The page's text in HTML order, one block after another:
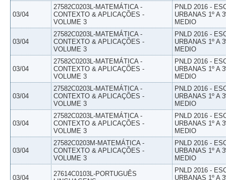
03/04
27582C0203L-MATEMÁTICA -
CONTEXTO & APLICAÇÕES -
VOLUME 3
PNLD 2016 -
URBANAS 1º A
MEDIO
03/04
27582C0203L-MATEMÁTICA -
CONTEXTO & APLICAÇÕES -
VOLUME 3
PNLD 2016 -
URBANAS 1º A
MEDIO
03/04
27582C0203L-MATEMÁTICA -
CONTEXTO & APLICAÇÕES -
VOLUME 3
PNLD 2016 -
URBANAS 1º A
MEDIO
03/04
27582C0203L-MATEMÁTICA -
CONTEXTO & APLICAÇÕES -
VOLUME 3
PNLD 2016 -
URBANAS 1º A
MEDIO
03/04
27582C0203L-MATEMÁTICA -
CONTEXTO & APLICAÇÕES -
VOLUME 3
PNLD 2016 -
URBANAS 1º A
MEDIO
03/04
27582C0203M-MATEMÁTICA -
CONTEXTO & APLICAÇÕES -
VOLUME 3
PNLD 2016 -
URBANAS 1º A
MEDIO
03/04
27614C0103L-PORTUGUÊS
PNLD 2016 -
URBANAS 1º A